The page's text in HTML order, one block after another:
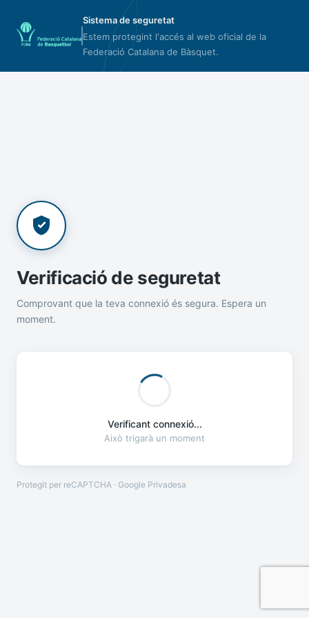
Sistema de seguretat
Estem protegint l'accés al web oficial de la
Federació Catalana de Bàsquet.
Verificació de seguretat
Comprovant que la teva connexió és segura. Espera un
moment.
Verificant connexió...
Això trigarà un moment
Protegit per reCAPTCHA · Google Privadesa